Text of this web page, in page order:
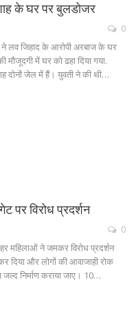
के घर पर बुलडोजर
0
लव जिहाद के आरोपी अरबाज के घर
मौजूदगी में घर को ढहा दिया गया.
दोनों जेल में हैं। युवती ने की थी…
पर विरोध प्रदर्शन
0
महिलाओं ने जमकर विरोध प्रदर्शन
दिया और लोगों की आवाजाही रोक
निर्माण कराया जाए। 10…